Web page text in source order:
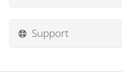
Support